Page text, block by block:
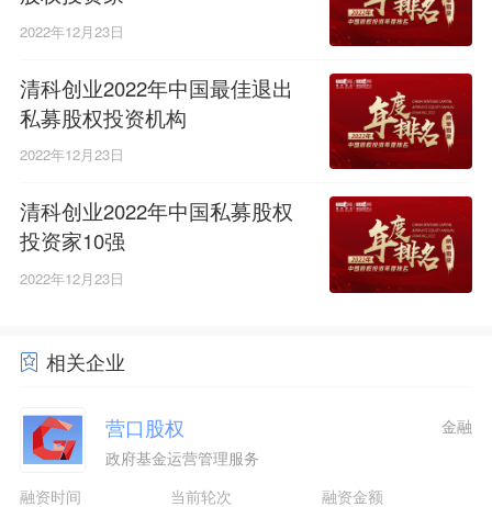
2022年12月23日
清科创业2022年中国最佳退出
私募股权投资机构
2022年12月23日
清科创业2022年中国私募股权
投资家10强
2022年12月23日
相关企业
营口股权
政府基金运营管理服务
金融
融资时间 当前轮次 融资金额